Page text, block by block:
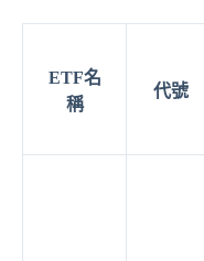
ETF名
稱
代號